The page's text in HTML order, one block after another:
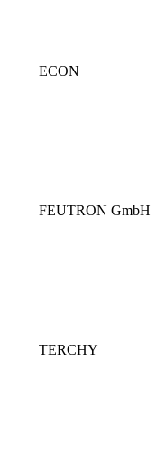
ECON
FEUTRON GmbH
TERCHY